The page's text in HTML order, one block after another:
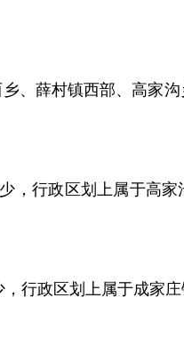
、薛村镇西部、高家
，行政区划上属于高家
行政区划上属于成家庄